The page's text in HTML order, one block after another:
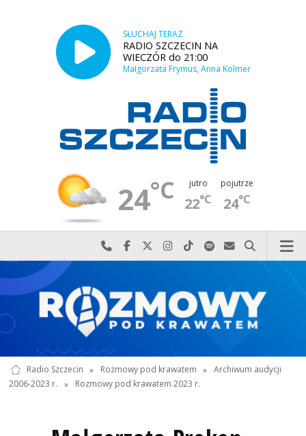
SŁUCHAJ TERAZ
RADIO SZCZECIN NA
WIECZÓR do 21:00
Małgorzata Frymus, Anna Kolmer
24°C jutro
22°C
pojutrze
24°C
Najlepiej po prostu do nas zadzwoń
Odwiedź nas na Facebook-u
Odwiedź nas na X
Odwiedź nas na Instagram-ie
Odwiedź nas na TikTok-u
Szukaj nas na Spotify
Wyślij do nas
Szukaj
Radio Szczecin » Rozmowy pod krawatem » Archiwum audycji
2006-2023 r.
» Rozmowy pod krawatem 2023 r.